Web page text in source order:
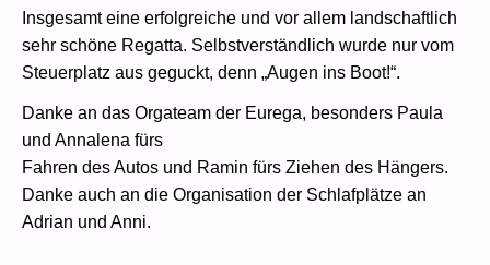
Insgesamt eine erfolgreiche und vor allem landschaftlich
sehr schöne Regatta. Selbstverständlich wurde nur vom
Steuerplatz aus geguckt, denn „Augen ins Boot!“.
Danke an das Orgateam der Eurega, besonders Paula
und Annalena fürs
Fahren des Autos und Ramin fürs Ziehen des Hängers.
Danke auch an die Organisation der Schlafplätze an
Adrian und Anni.